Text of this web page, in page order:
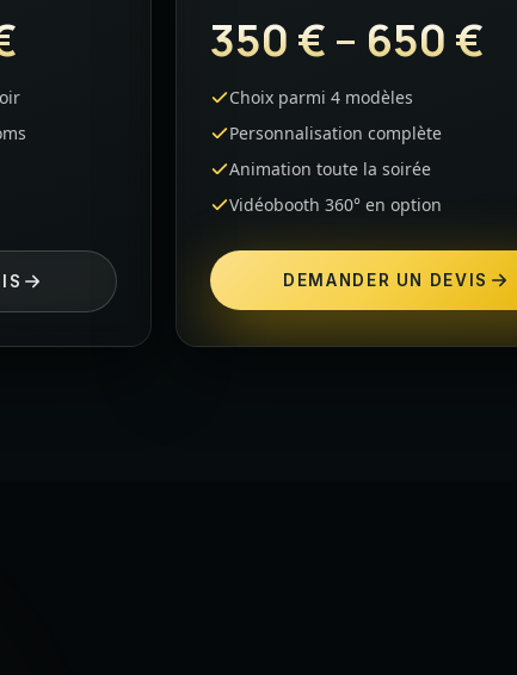
350 € – 650 €
Choix parmi 4 modèles
Personnalisation complète
Animation toute la soirée
Vidéobooth 360° en option
DEMANDER UN DEVIS